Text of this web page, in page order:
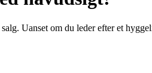
Uanset om du leder efter et